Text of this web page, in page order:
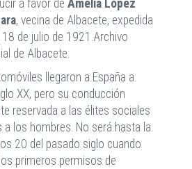
a favor de Amelia López
, vecina de Albacete, expedida
de julio de 1921.Archivo
de Albacete.
llegaron a España a
XX, pero su conducción
reservada a las élites sociales
los hombres. No será hasta la
20 del pasado siglo cuando
primeros permisos de